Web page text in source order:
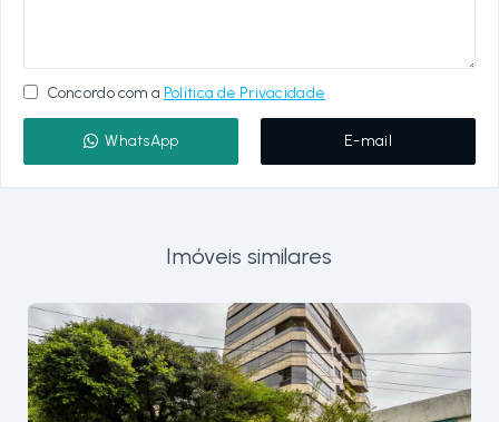
Concordo com a Política de Privacidade
WhatsApp E-mail
Imóveis similares